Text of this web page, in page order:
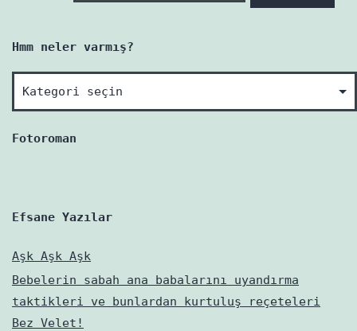
Hmm neler varmış?
Hmm
neler
varmış?
Fotoroman
Efsane Yazılar
Aşk Aşk Aşk
Bebelerin sabah ana babalarını uyandırma
taktikleri ve bunlardan kurtuluş reçeteleri
Bez Velet!